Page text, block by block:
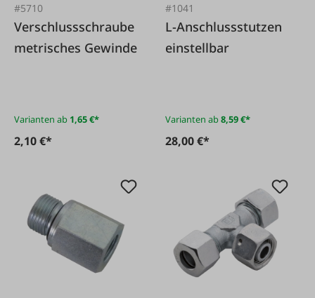
#5710
Verschlussschraube
metrisches Gewinde
Varianten ab 1,65 €*
2,10 €*
#1041
L-Anschlussstutzen
einstellbar
Varianten ab8,59 €*
28,00 €*